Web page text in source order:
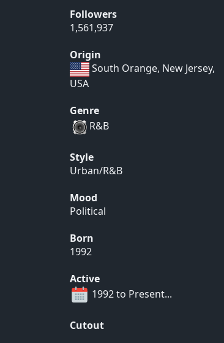
Followers
1,561,937
Origin
South Orange, New Jersey,
USA
Genre
R&B
Style
Urban/R&B
Mood
Political
Born
1992
Active
1992 to Present...
Cutout